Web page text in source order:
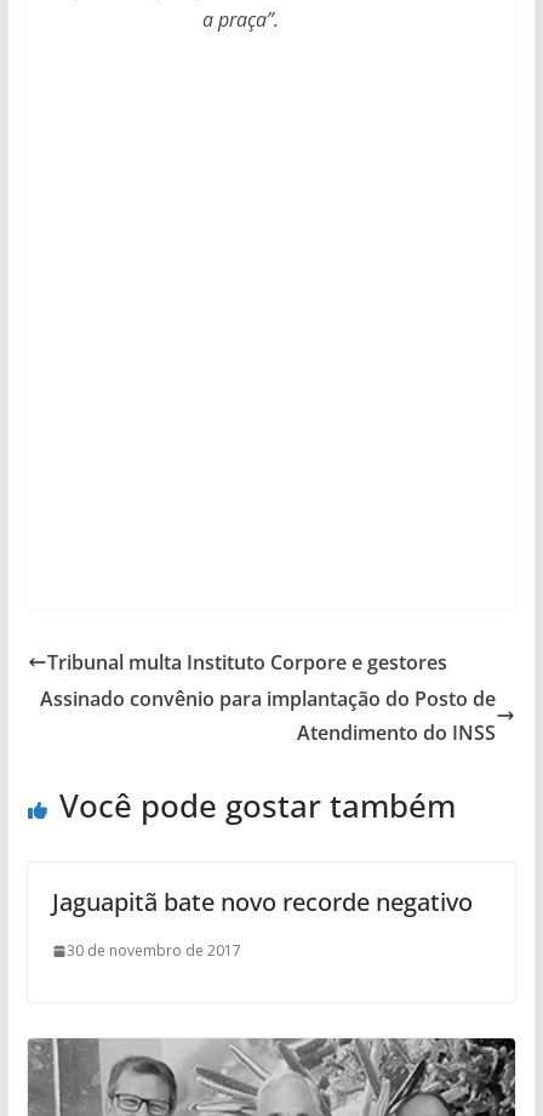
a praça”.
Tribunal multa Instituto Corpore e gestores
Assinado convênio para implantação do Posto de
Atendimento do INSS
Você pode gostar também
Jaguapitã bate novo recorde negativo
30 de novembro de 2017